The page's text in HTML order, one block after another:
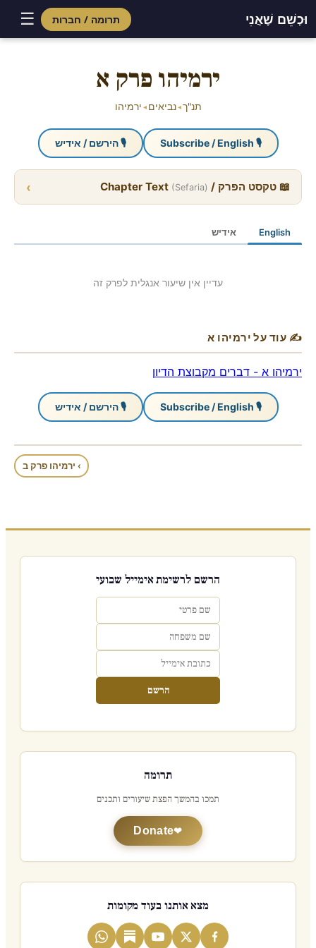
וּכְשֵׁם שֶׁאֲנִי תרומה / חברות ☰
ירמיהו פרק א
תנ"ך ◂ נביאים ◂ ירמיהו
🎙 Subscribe / English 🎙 הירשם / אידיש
📖 טקסט הפרק / Chapter Text (Sefaria)
›
English אידיש
עדיין אין שיעור אנגלית לפרק זה
✍ עוד על ירמיהו א
ירמיהו א - דברים מקבוצת הדיון
🎙 Subscribe / English 🎙 הירשם / אידיש
› ירמיהו פרק ב
הרשם לרשימת אימייל שבועי
הרשם
תרומה
תמכו בהמשך הפצת שיעורים ותכנים
Donate
מצא אותנו בעוד מקומות